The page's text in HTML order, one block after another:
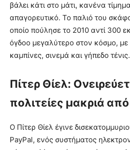
βάλει κάτι στο μάτι, κανένα
απαγορευτικό. Το παλιό του
οποίο πούλησε το 2010 αντί 300
όγδοο μεγαλύτερο στον κόσμο,
καμπίνες, σινεμά και γήπεδο τένις.
Πίτερ Θίελ:
πολιτείες μακριά
Ο Πίτερ Θίελ έγινε
PayPal, ενός συστήματος